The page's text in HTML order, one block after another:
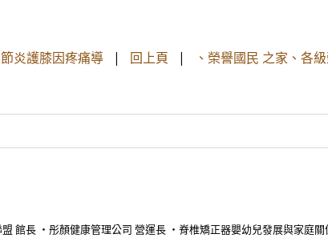
炎護膝因疼痛導 | 回上頁 |
、榮譽國民 之家、各
館長 ・彤顏健康管理公司 營運長 ・脊椎矯正器嬰幼兒發展與家庭